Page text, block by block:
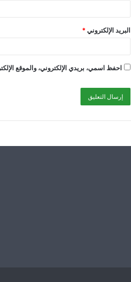
البريد الإلكتروني*
احفظ اسمي، بريدي الإلكتروني، والموقع